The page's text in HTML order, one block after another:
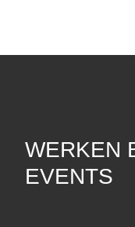
WERKEN
EVENTS